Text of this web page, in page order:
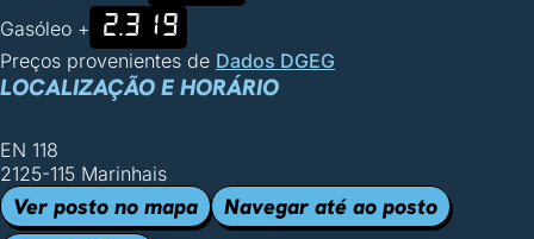
Gasóleo + 2.319
Preços provenientes de Dados DGEG
LOCALIZAÇÃO E HORÁRIO
EN 118
2125-115 Marinhais
Ver posto no mapa
Navegar até ao posto